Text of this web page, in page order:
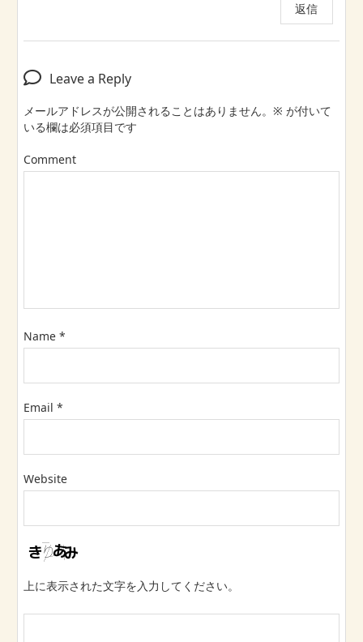
返信
Leave a Reply
メールアドレスが公開されることはありません。 ※ が付いて
いる欄は必須項目です
Comment
Name *
Email *
Website
上に表示された文字を入力してください。